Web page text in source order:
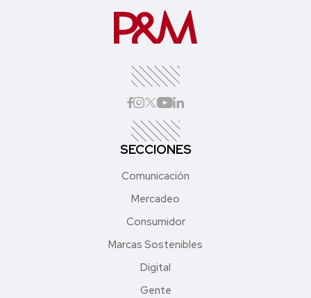
SECCIONES
Comunicación
Mercadeo
Consumidor
Marcas Sostenibles
Digital
Gente